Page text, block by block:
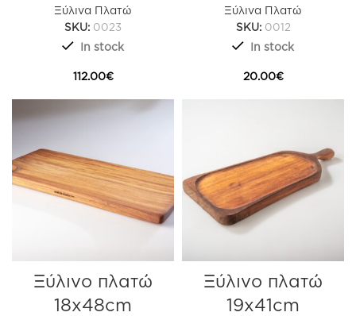
Ξύλινα Πλατώ
SKU: 0023
In stock
112.00€
Ξύλινα Πλατώ
SKU: 0012
In stock
20.00€
Ξύλινο πλατώ
18x48cm
Ξύλινο πλατώ
19x41cm